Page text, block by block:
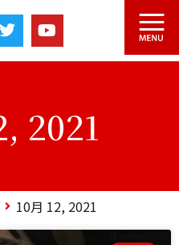
2021
10月 12, 2021